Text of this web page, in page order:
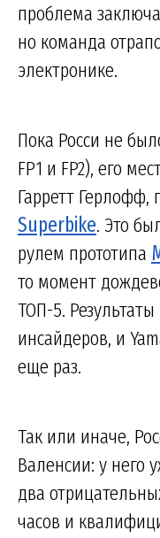
проблема
но команда
электронике.
Пока Росси не
FP1 и FP2), его
Гарретт Герлофф,
Superbike. Это
рулем прототипа
то момент
ТОП-5.
инсайдеров, и
еще раз.
Так или иначе,
Валенсии: у него
два
часов и